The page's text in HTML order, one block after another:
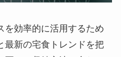
を効率的に活用するため
最新の宅食トレンドを把